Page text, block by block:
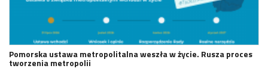
Pomorska ustawa metropolitalna weszła w życie. Rusza proces
tworzenia metropolii